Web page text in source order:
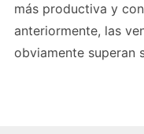
más productiva y
anteriormente, las
obviamente superan